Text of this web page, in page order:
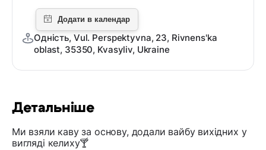
Детальніше
Ми взяли каву за основу, додали вайбу вихідних у
вигляді келиху🍸
Одність, Vul. Perspektyvna, 23, Rivnens'ka
oblast, 35350, Kvasyliv, Ukraine